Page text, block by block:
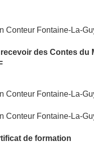
des Contes du
de formation